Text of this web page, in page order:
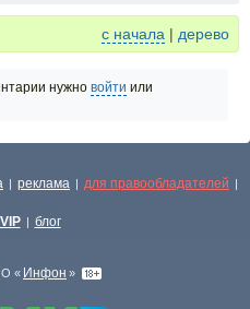
с начала | дерево
нужно войти или
| реклама | для правообладателей |
| блог
« Инфон »